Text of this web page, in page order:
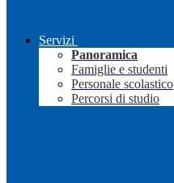
Servizi
Panoramica
Famiglie e studenti
Personale scolastico
Percorsi di studio